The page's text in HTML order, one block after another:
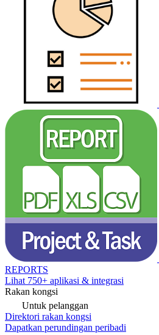
REPORTS
Lihat 750+ aplikasi & integrasi
Rakan kongsi
Untuk pelanggan
Direktori rakan kongsi
Dapatkan perundingan peribadi